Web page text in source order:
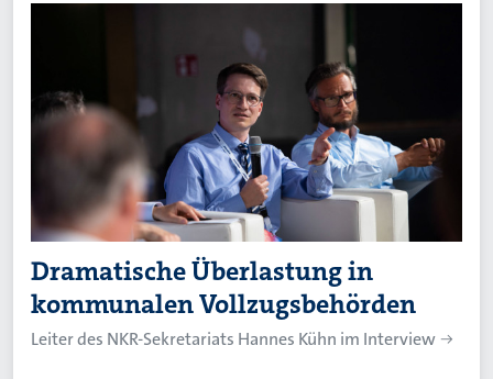
Dramatische Überlastung in
kommunalen Vollzugsbehörden
Leiter des NKR-Sekretariats Hannes Kühn im Interview